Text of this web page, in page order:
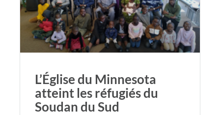
L’Église du Minnesota
atteint les réfugiés du
Soudan du Sud